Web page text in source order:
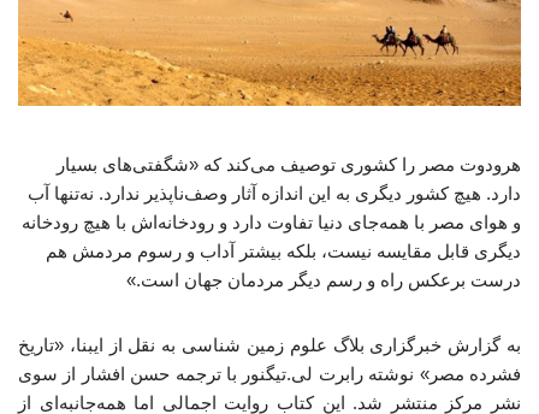
هرودوت مصر را کشوری توصیف می‌کند که «شگفتی‌های بسیار
دارد. هیچ کشور دیگری به این اندازه آثار وصف‌ناپذیر ندارد. نه‌تنها آب
و هوای مصر با همه‌جای دنیا تفاوت دارد و رودخانه‌اش با هیچ رودخانه
دیگری قابل مقایسه نیست، بلکه بیشتر آداب و رسوم مردمش هم
درست برعکس راه و رسم دیگر مردمان جهان است.»
به گزارش خبرگزاری بلاگ علوم زمین شناسی به نقل از ایبنا، «تاریخ
فشرده مصر» نوشته رابرت لی.تیگنور با ترجمه حسن افشار از سوی
نشر مرکز منتشر شد. این کتاب روایت اجمالی اما همه‌جانبه‌ای از